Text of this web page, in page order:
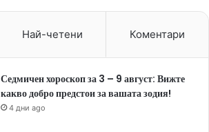
Най-четени Коментари
Седмичен хороскоп за 3 – 9 август: Вижте
какво добро предстои за вашата зодия!
4 дни ago